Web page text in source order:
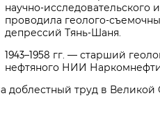
научно-
проводила геолого-
депрессий Тянь-Шаня.
1943–1958 гг. — старший
нефтяного НИИ
труд в Великой